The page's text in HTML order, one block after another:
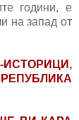
години, е
на запад от